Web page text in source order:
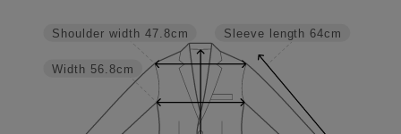
Sleeve length 64cm
Width 56.8cm
Shoulder width 47.8cm